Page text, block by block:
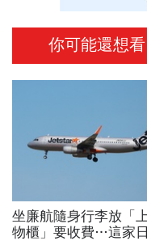
你可能還想看
坐廉航隨身行李放「
物櫃」要收費…這家